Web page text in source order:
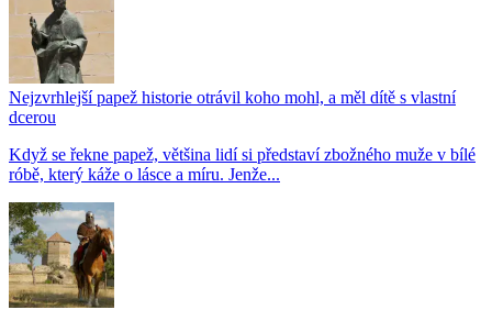
Nejzvrhlejší papež historie otrávil koho mohl, a měl dítě s vlastní
dcerou
Když se řekne papež, většina lidí si představí zbožného muže v bílé
róbě, který káže o lásce a míru. Jenže...